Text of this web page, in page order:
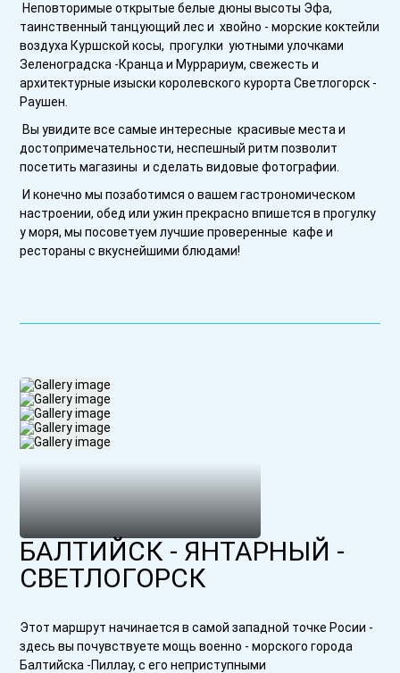
Неповторимые открытые белые дюны высоты Эфа,
таинственный танцующий лес и хвойно - морские коктейли
воздуха Куршской косы, прогулки уютными улочками
Зеленоградска -Кранца и Муррариум, свежесть и
архитектурные изыски королевского курорта Светлогорск -
Раушен.
Вы увидите все самые интересные красивые места и
достопримечательности, неспешный ритм позволит
посетить магазины и сделать видовые фотографии.
И конечно мы позаботимся о вашем гастрономическом
настроении, обед или ужин прекрасно впишется в прогулку
у моря, мы посоветуем лучшие проверенные кафе и
рестораны с вкуснейшими блюдами!
БАЛТИЙСК - ЯНТАРНЫЙ -
СВЕТЛОГОРСК
Этот маршрут начинается в самой западной точке Росии -
здесь вы почувствуете мощь военно - морского города
Балтийска -Пиллау, с его неприступными